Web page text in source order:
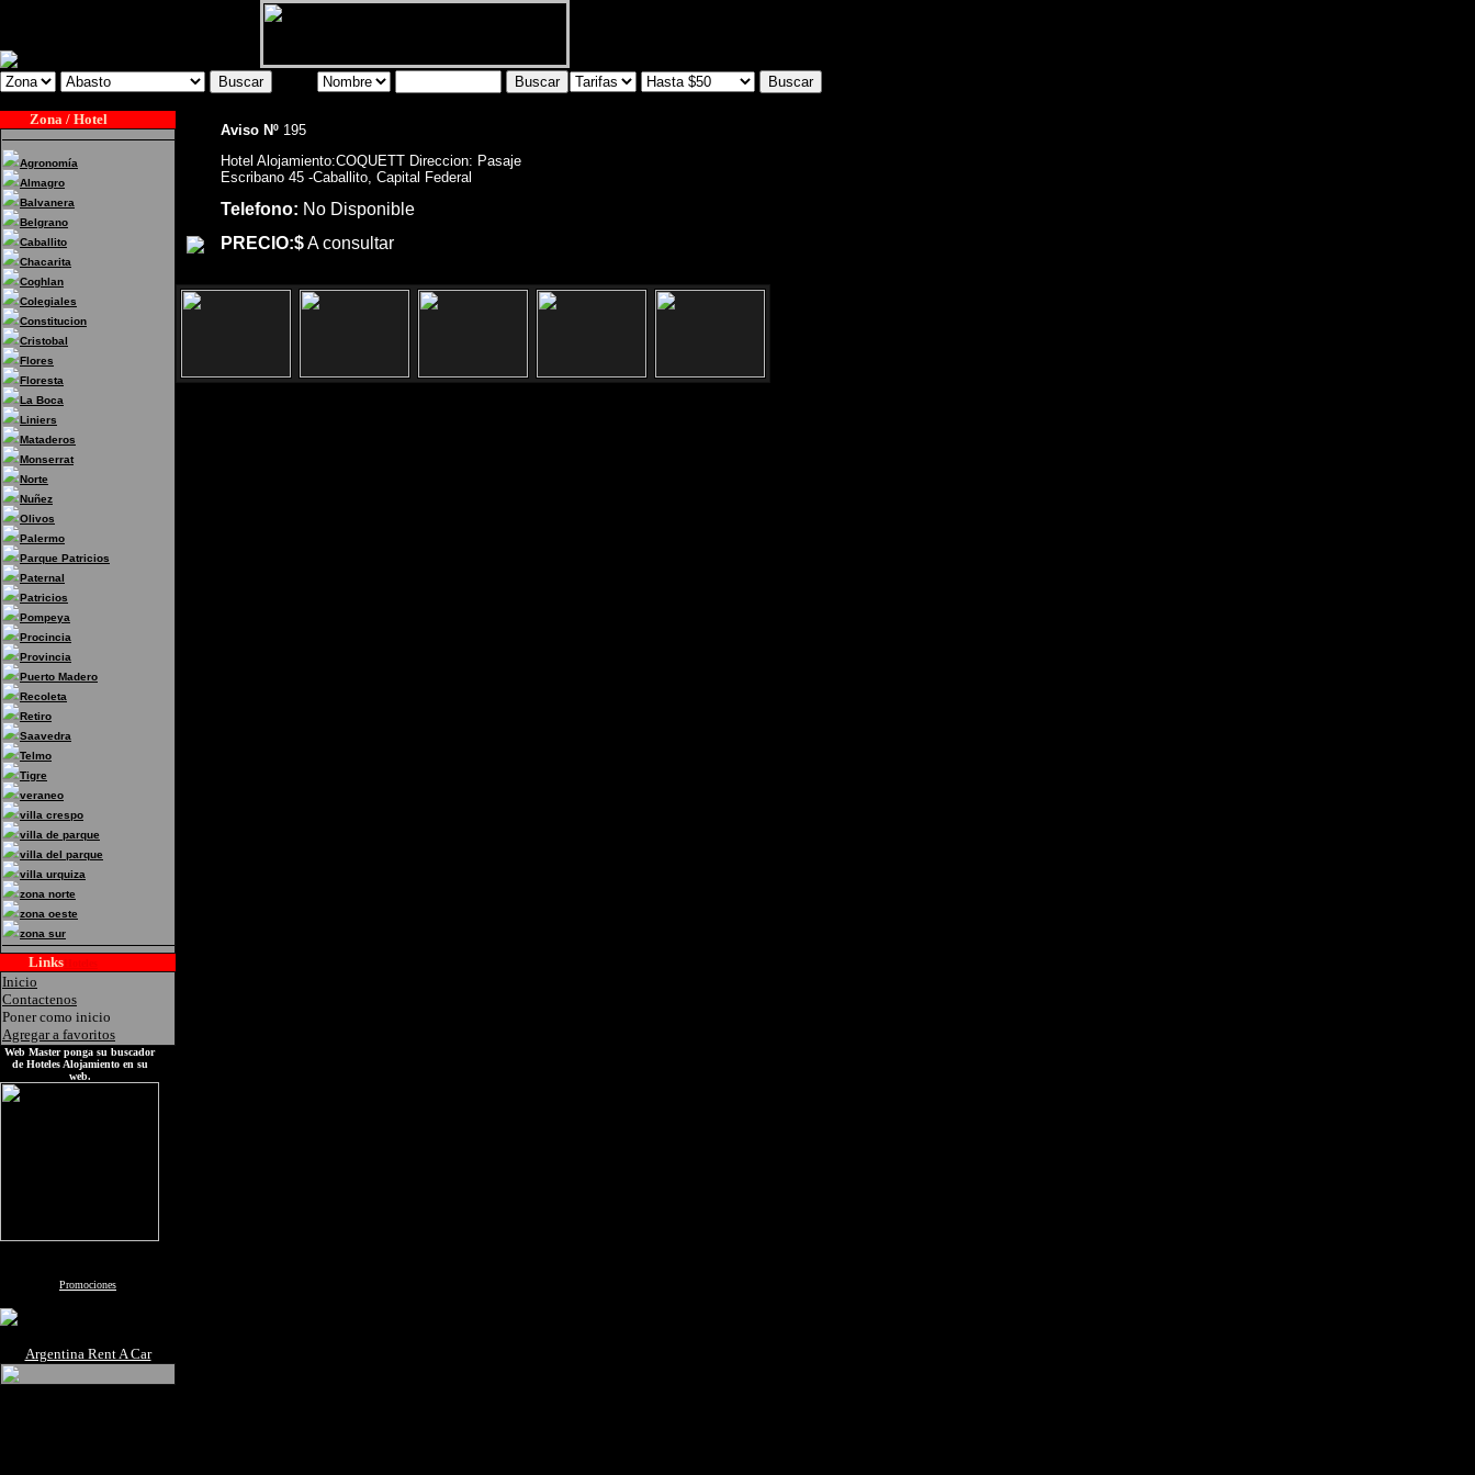
Zona / Hotel
Agronomía
Almagro
Balvanera
Belgrano
Caballito
Chacarita
Coghlan
Colegiales
Constitucion
Cristobal
Flores
Floresta
La Boca
Liniers
Mataderos
Monserrat
Norte
Nuñez
Olivos
Palermo
Parque Patricios
Paternal
Patricios
Pompeya
Procincia
Provincia
Puerto Madero
Recoleta
Retiro
Saavedra
Telmo
Tigre
veraneo
villa crespo
villa de parque
villa del parque
villa urquiza
zona norte
zona oeste
zona sur
Links
Inicio
Contactenos
Poner como inicio
Agregar a favoritos
Web Master ponga su buscador
de Hoteles Alojamiento en su
web.
Promociones
Argentina Rent A Car
Aviso Nº 195
Hotel Alojamiento:COQUETT Direccion: Pasaje
Escribano 45 -Caballito, Capital Federal
Telefono: No Disponible
PRECIO:$A consultar